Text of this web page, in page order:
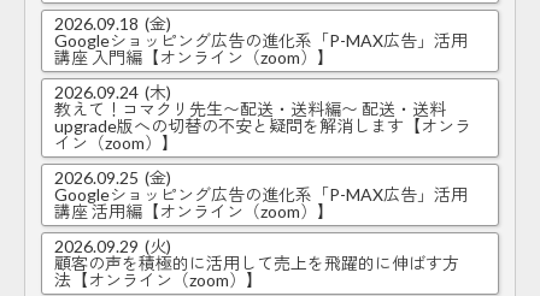
2026.09.18 (金)
Googleショッピング広告の進化系「P-MAX広告」活用
講座 入門編【オンライン（zoom）】
2026.09.24 (木)
教えて！コマクリ先生〜配送・送料編〜 配送・送料
upgrade版への切替の不安と疑問を解消します【オンラ
イン（zoom）】
2026.09.25 (金)
Googleショッピング広告の進化系「P-MAX広告」活用
講座 活用編【オンライン（zoom）】
2026.09.29 (火)
顧客の声を積極的に活用して売上を飛躍的に伸ばす方
法【オンライン（zoom）】